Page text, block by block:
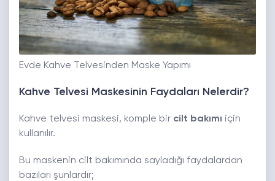
Evde Kahve Telvesinden Maske Yapımı
Kahve Telvesi Maskesinin Faydaları Nelerdir?
Kahve telvesi maskesi, komple bir cilt bakımı için
kullanılır.
Bu maskenin cilt bakımında sayladığı faydalardan
bazıları şunlardır;